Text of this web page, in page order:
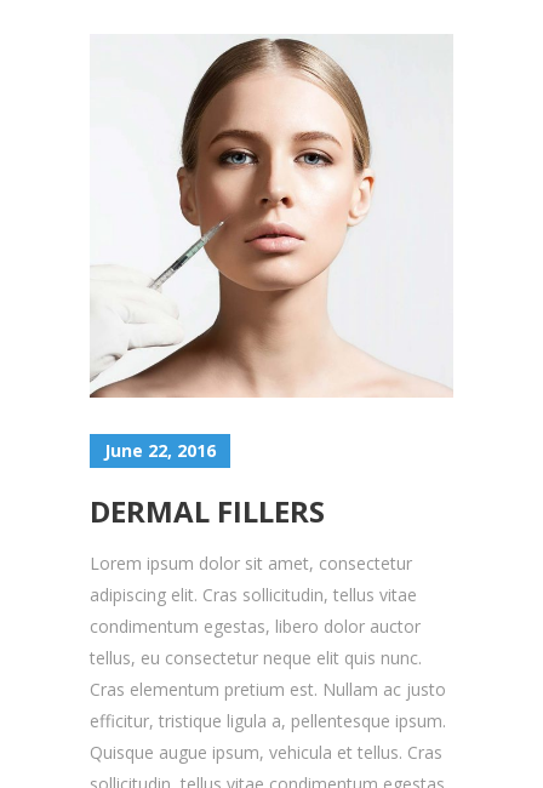
June 22, 2016
DERMAL FILLERS
Lorem ipsum dolor sit amet, consectetur
adipiscing elit. Cras sollicitudin, tellus vitae
condimentum egestas, libero dolor auctor
tellus, eu consectetur neque elit quis nunc.
Cras elementum pretium est. Nullam ac justo
efficitur, tristique ligula a, pellentesque ipsum.
Quisque augue ipsum, vehicula et tellus. Cras